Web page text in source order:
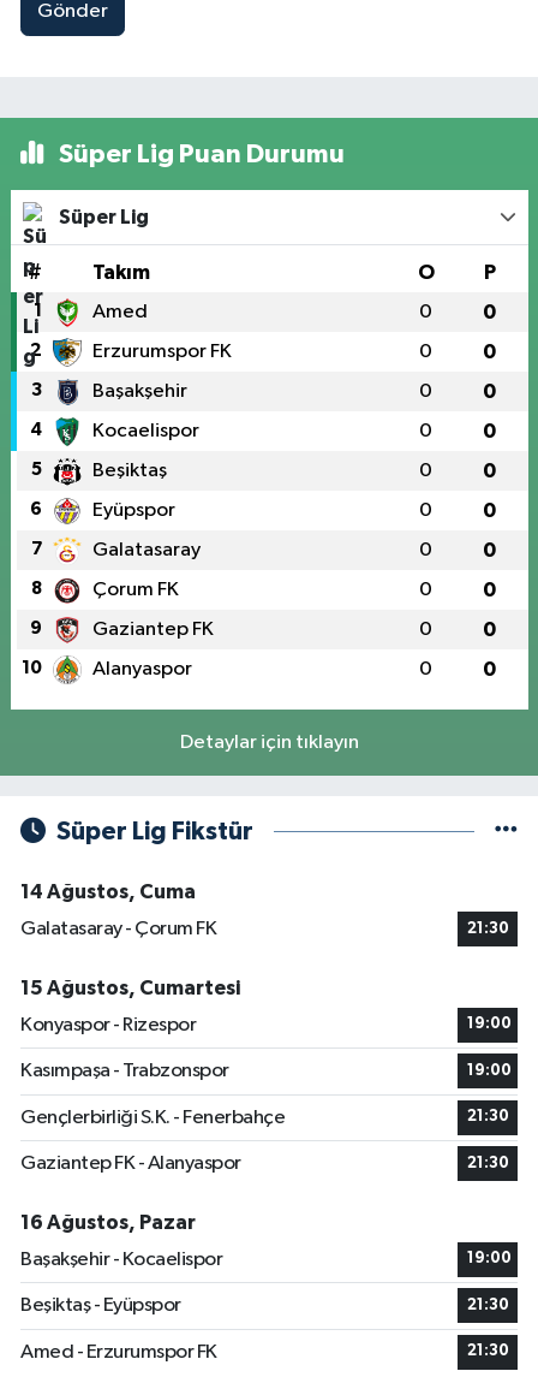
Gönder
Süper Lig Puan Durumu
Süper Lig
# Takım O P
1 Amed 0 0
2 Erzurumspor FK 0 0
3 Başakşehir 0 0
4 Kocaelispor 0 0
5 Beşiktaş 0 0
6 Eyüpspor 0 0
7 Galatasaray 0 0
8 Çorum FK 0 0
9 Gaziantep FK 0 0
10 Alanyaspor 0 0
Detaylar için tıklayın
Süper Lig Fikstür
14 Ağustos, Cuma
Galatasaray - Çorum FK
21:30
15 Ağustos, Cumartesi
Konyaspor - Rizespor
19:00
Kasımpaşa - Trabzonspor 19:00
Gençlerbirliği S.K. - Fenerbahçe 21:30
Gaziantep FK - Alanyaspor 21:30
16 Ağustos, Pazar
Başakşehir - Kocaelispor
19:00
Beşiktaş - Eyüpspor 21:30
Amed - Erzurumspor FK 21:30